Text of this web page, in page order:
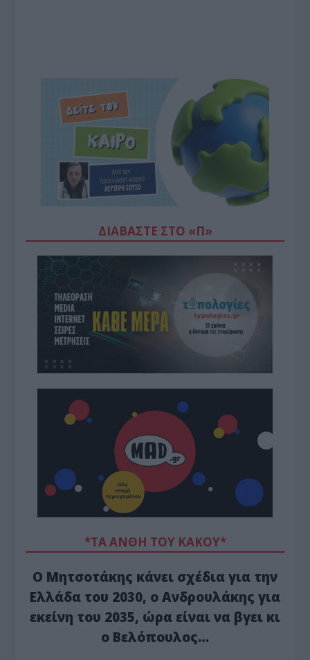
ΔΙΑΒΆΣΤΕ ΣΤΟ «Π»
*ΤΑ ΆΝΘΗ ΤΟΥ ΚΑΚΟΎ*
Ο Μητσοτάκης κάνει σχέδια για την
Ελλάδα του 2030, ο Ανδρουλάκης για
εκείνη του 2035, ώρα είναι να βγει κι
ο Βελόπουλος…